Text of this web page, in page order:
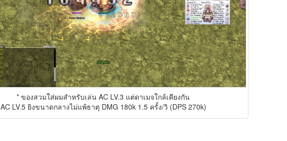
* ของสวมใส่ผมสำหรับเล่น AC LV.3 แต่ดาเมจใกล้เคียงกัน
AC LV.5 ยิงขนาดกลางไม่แพ้ธาตุ DMG 180k 1.5 ครั้ง/วิ (DPS 270k)